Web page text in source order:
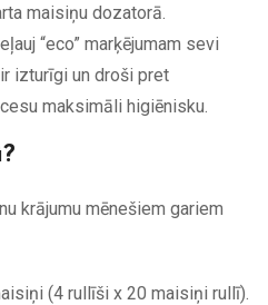
maisiņu dozatorā.
“eco” marķējumam sevi
izturīgi un droši pret
maksimāli higiēnisku.
krājumu mēnešiem gariem
(4 rullīši x 20 maisiņi rullī).